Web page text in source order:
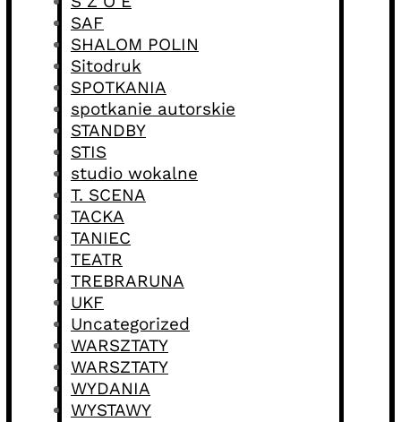
SAF
SHALOM POLIN
Sitodruk
SPOTKANIA
spotkanie autorskie
STANDBY
STIS
studio wokalne
T. SCENA
TACKA
TANIEC
TEATR
TREBRARUNA
UKF
Uncategorized
WARSZTATY
WARSZTATY
WYDANIA
WYSTAWY